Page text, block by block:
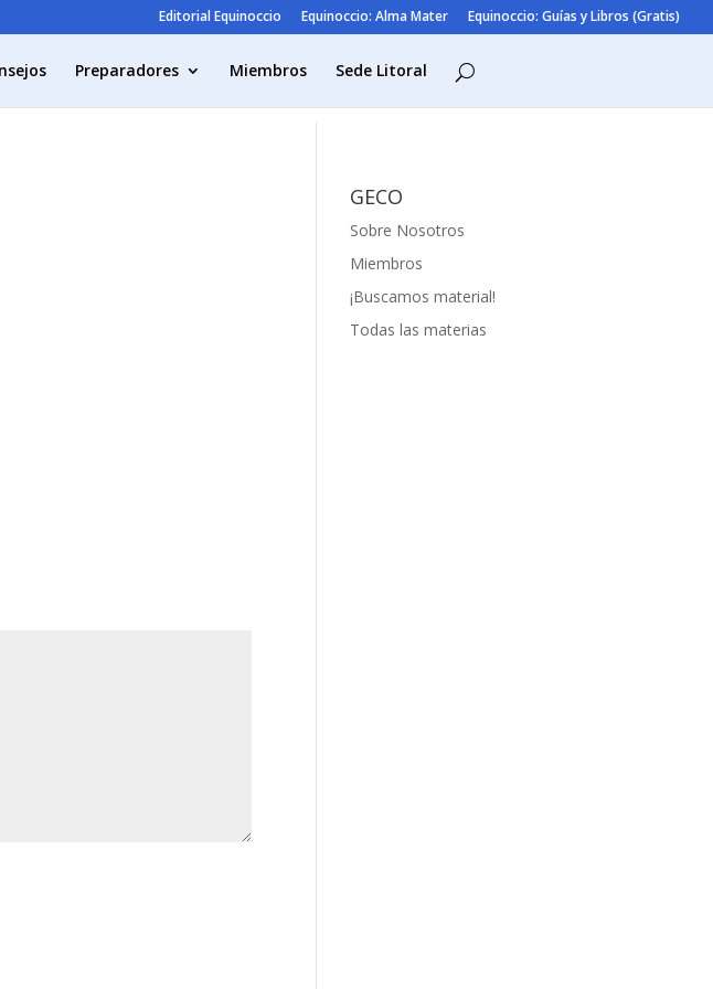
Editorial Equinoccio Equinoccio: Alma Mater Equinoccio: Guías y Libros (Gratis)
Preparadores Miembros Sede Litoral
GECO
Sobre Nosotros
Miembros
¡Buscamos material!
Todas las materias